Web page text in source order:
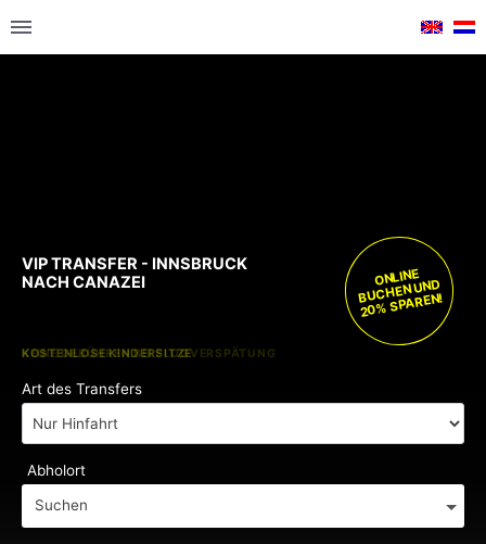
KOSTENLOSE KINDERSITZE
KEINE GEBÜHREN BEI FLUGVERSPÄTUNG
ONLINE
BUCHEN UND
20% SPAREN!
Art des Transfers
Abholort
Suchen
VIP TRANSFER - INNSBRUCK
NACH CANAZEI